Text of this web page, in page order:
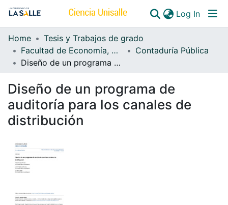
Log In
Communities & Collections
All of DSpace
Home
Tesis y Trabajos de grado
Facultad de Economía, Empresa y Desarrollo Sostenible - FEEDS
Contaduría Pública
Diseño de un programa de auditoría para los canales de distribución
Diseño de un programa de
auditoría para los canales de
distribución